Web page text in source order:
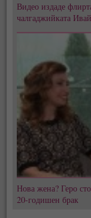
Видео издаде
чалгаджийката
Нова жена? Геро
20-годишен брак